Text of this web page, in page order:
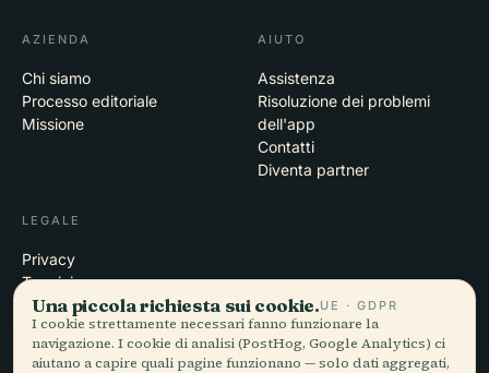
AZIENDA
Chi siamo
Processo editoriale
Missione
AIUTO
Assistenza
Risoluzione dei problemi
dell'app
Contatti
Diventa partner
LEGALE
Privacy
Termini
Impostazioni cookie
Elimina account
Una piccola richiesta sui cookie.UE · GDPR
I cookie strettamente necessari fanno funzionare la
navigazione. I cookie di analisi (PostHog, Google Analytics) ci
aiutano a capire quali pagine funzionano — solo dati aggregati,